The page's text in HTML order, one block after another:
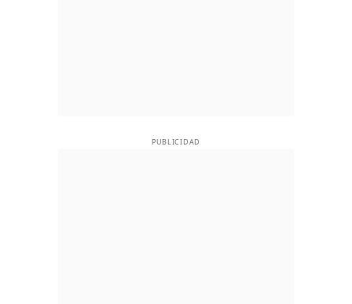
PUBLICIDAD